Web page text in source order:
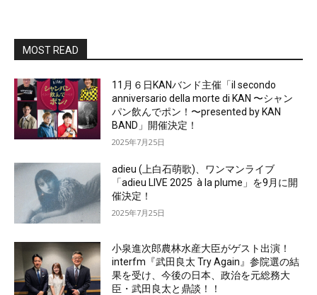
MOST READ
11月６日KANバンド主催「il secondo
anniversario della morte di KAN 〜シャン
パン飲んでポン！〜presented by KAN
BAND」開催決定！
2025年7月25日
adieu (上白石萌歌)、ワンマンライブ
「adieu LIVE 2025 à la plume」を9月に開
催決定！
2025年7月25日
小泉進次郎農林水産大臣がゲスト出演！
interfm『武田良太 Try Again』参院選の結
果を受け、今後の日本、政治を元総務大
臣・武田良太と鼎談！！